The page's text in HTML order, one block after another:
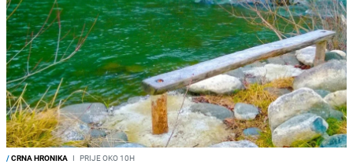
/CRNA HRONIKA I PRIJE OKO 10H